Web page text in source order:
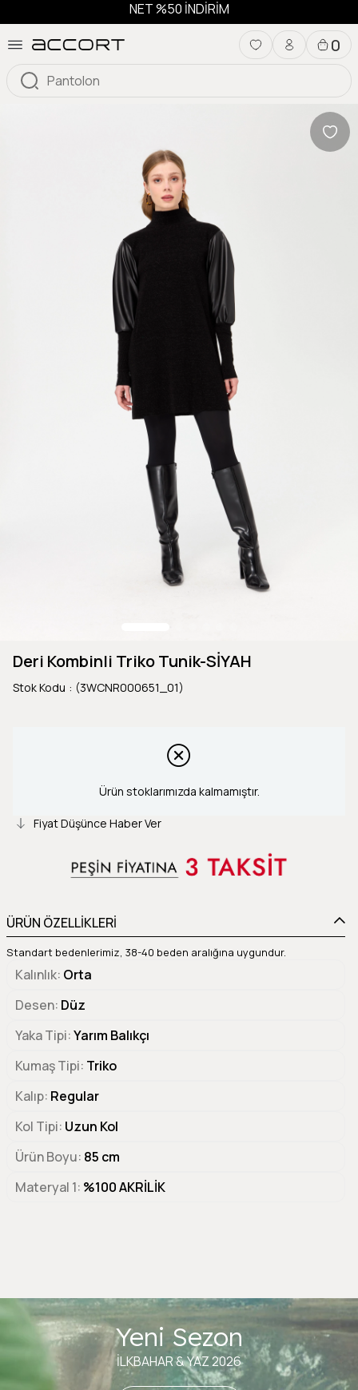
NET %50 İNDİRİM
0
Deri Kombinli Triko Tunik-SİYAH
Stok Kodu (3WCNR000651_01)
Ürün stoklarımızda kalmamıştır.
Fiyat Düşünce Haber Ver
ÜRÜN ÖZELLİKLERİ
Standart bedenlerimiz, 38-40 beden aralığına uygundur.
Kalınlık Orta
Desen Düz
Yaka Tipi Yarım Balıkçı
Kumaş Tipi Triko
Kalıp Regular
Kol Tipi Uzun Kol
Ürün Boyu 85 cm
Materyal 1 %100 AKRİLİK
Yeni Sezon
İLKBAHAR & YAZ 2026